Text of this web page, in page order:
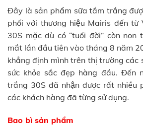
Đây là sản phẩm sữa tắm trắng
phối vởi thương hiệu Mairis đến từ
30S mặc dù có “tuổi đời” còn non
mắt lần đầu tiên vào tháng 8 năm
khẳng định mình trên thị trường các
sức khỏe sắc đẹp hàng đầu. Đến
trắng 30S đã nhận được rất nhiều
các khách hàng đã từng sử dụng.
Bao bì sản phẩm